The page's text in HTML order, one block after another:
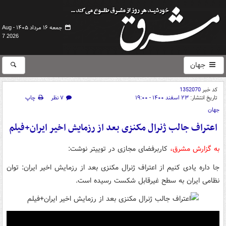
جمعه ۱۶ مرداد ۱۴۰۵ -
Aug
7 2026
جهان
کد خبر1352070
تاریخ انتشار: ۲۳ اسفند ۱۴۰۰ - ۱۹:۰۰ ۷ نظر
چاپ
جهان
اعتراف جالب ژنرال مکنزی بعد از رزمایش اخیر ایران+فیلم
به گزارش مشرق، کاربرفضای مجازی در توییتر نوشت:
جا داره یادی کنیم از اعتراف ژنرال مکنزی بعد از رزمایش اخیر ایران: توان
نظامی ایران به سطح غیرقابل‌ شکست رسیده است.